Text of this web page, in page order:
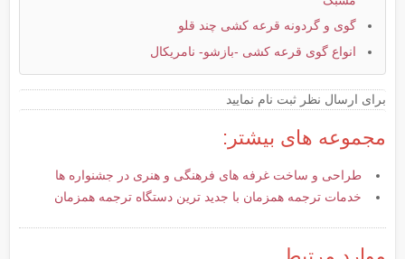
گوی و گردونه قرعه کشی چند قلو
انواع گوی قرعه کشی -بازشو- نامریکال
برای ارسال نظر ثبت نام نمایید
مجموعه های بیشتر:
طراحی و ساخت غرفه های فرهنگی و هنری در جشنواره ها
خدمات ترجمه همزمان با جدید ترین دستگاه ترجمه همزمان